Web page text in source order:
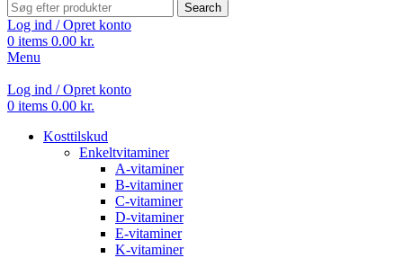
Search
Log ind / Opret konto
0 items 0.00 kr.
Menu
Log ind / Opret konto
0 items 0.00 kr.
Kosttilskud
Enkeltvitaminer
A-vitaminer
B-vitaminer
C-vitaminer
D-vitaminer
E-vitaminer
K-vitaminer